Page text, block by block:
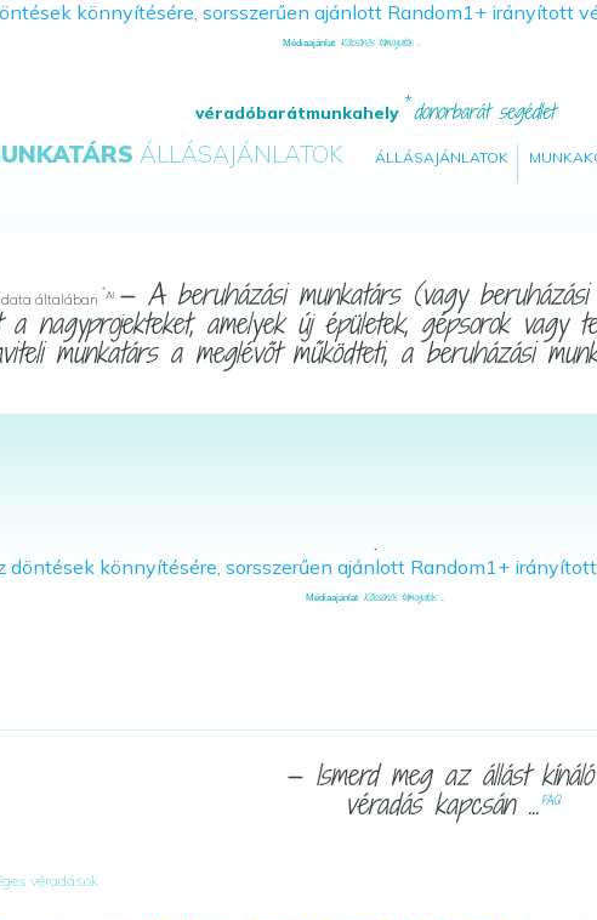
Médiaajánlat Kölcsönös támogatás ...
véradóbarátmunkahely donorbarát segédlet
ÁLLÁSAJÁNLATOK ÁLLÁSAJÁNLATOK
általában *AI — A beruházási munkatárs (vagy
nagyprojekteket, amelyek új épületek, gépsorok vagy
munkatárs a meglévőt működteti, a beruházási
Médiaajánlat Kölcsönös támogatás ...
— Ismerd meg az állást
véradás kapcsán ...FAQ
véradások